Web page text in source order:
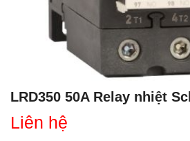
LRD350 50A Relay nhiệt
Liên hệ